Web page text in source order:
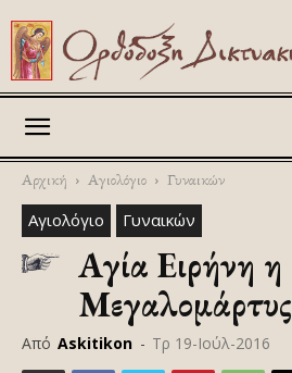
Αρχική Αγιολόγιο Γυναικών
Αγιολόγιο Γυναικών
Αγία Ειρήνη η
Μεγαλομάρτυς
Από Askitikon - Τρ 19-Ιούλ-2016